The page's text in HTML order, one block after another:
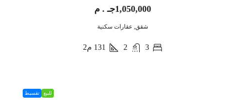
1,050,000جـ . م
شقق, عقارات سكنية
3
2
131 م2
للبيع تقسيط